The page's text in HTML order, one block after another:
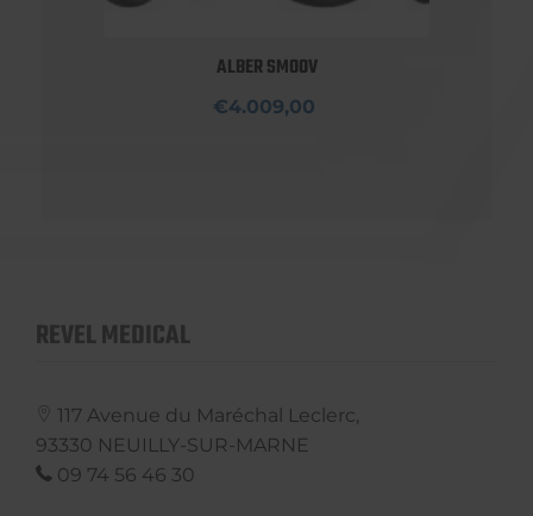
ALBER SMOOV
€4.009,00
REVEL MEDICAL
117 Avenue du Maréchal Leclerc,
93330 NEUILLY-SUR-MARNE
09 74 56 46 30